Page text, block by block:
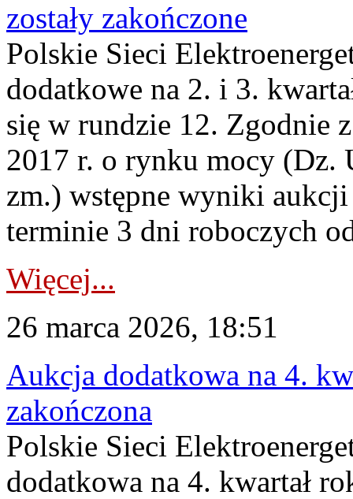
zostały zakończone
Polskie Sieci
dodatkowe na 2. i 3.
się w rundzie 12. Zgodnie
2017 r. o rynku mocy (Dz.
zm.) wstępne wyniki
terminie 3 dni roboczych
Więcej...
26 marca 2026, 18:51
Aukcja dodatkowa na 4.
zakończona
Polskie Sieci
dodatkowa na 4. kwartał